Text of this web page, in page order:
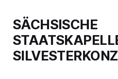
SÄCHSISCHE